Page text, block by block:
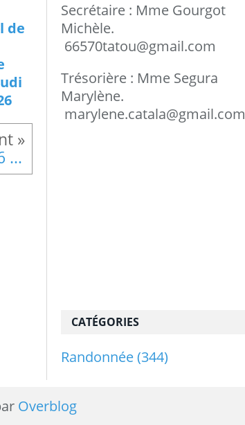
de
Guadeloupe , Mardi 26 Mars 2024 , Plage des Amandiers , Musée du Rhum
CATÉGORIES
Randonnée(344)
Secrétaire : Mme Gourgot
Michèle.
66570tatou@gmail.com
Trésorière : Mme Segura
Marylène.
marylene.catala@gmail.com
Overblog